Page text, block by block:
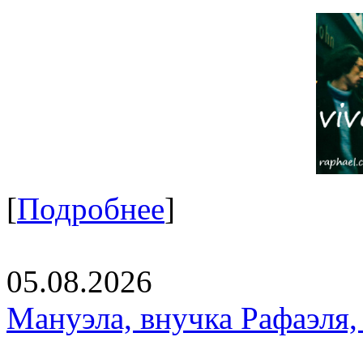
[Подробнее]
05.08.2026
Мануэла, внучка